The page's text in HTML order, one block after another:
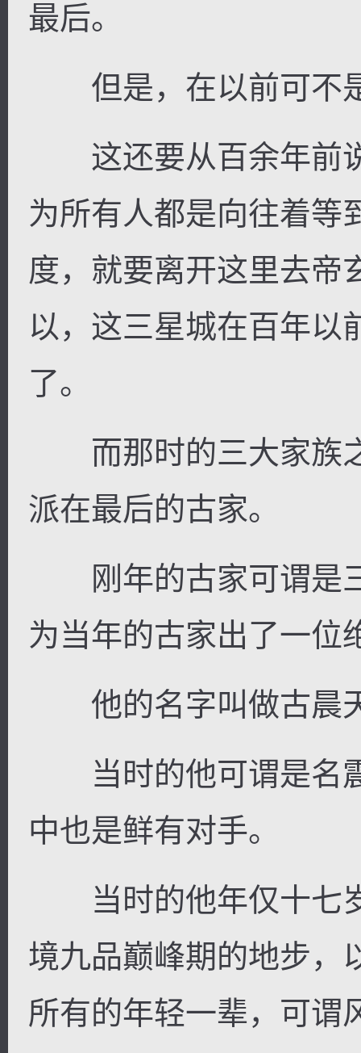
最后。
但是，在以前可不
这还要从百余年前
为所有人都是向往着等
度，就要离开这里去帝
以，这三星城在百年以
了。
而那时的三大家族
派在最后的古家。
刚年的古家可谓是
为当年的古家出了一位
他的名字叫做古晨
当时的他可谓是名
中也是鲜有对手。
当时的他年仅十七
境九品巅峰期的地步，
所有的年轻一辈，可谓